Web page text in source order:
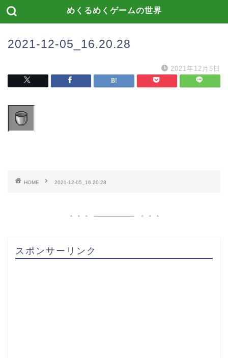
めくるめくゲームの世界
2021-12-05_16.20.28
2021年12月5日
HOME 2021-12-05_16.20.28
スポンサーリンク